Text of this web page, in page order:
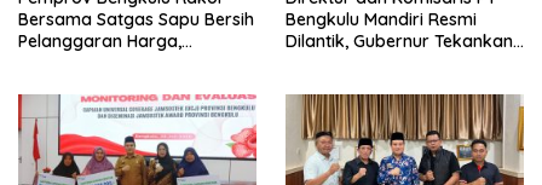
Bersama Satgas Sapu Bersih
Pelanggaran Harga,
Masih Jadi Sorotan
Bengkulu Mandiri Resmi
Dilantik, Gubernur Tekankan